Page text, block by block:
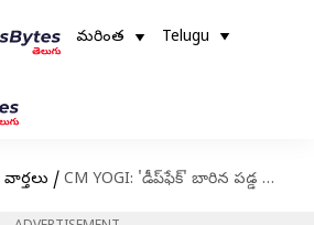
మరింత Telugu
/ CM YOGI: 'డీప్‌ఫేక్' బారిన పడ్డ యూపీ సీఎం యోగి ఆదిత్యనాథ్.. వీడియో వైరల్